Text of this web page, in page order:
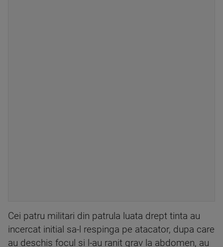
Cei patru militari din patrula luata drept tinta au
incercat initial sa-l respinga pe atacator, dupa care
au deschis focul si l-au ranit grav la abdomen, au